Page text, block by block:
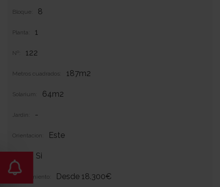
Bloque: 8
Planta: 1
Nº: 122
Metros cuadrados: 187m2
Solarium: 64m2
Jardin: -
Orientacion: Este
Si
Equipamiento: Desde 18.300€